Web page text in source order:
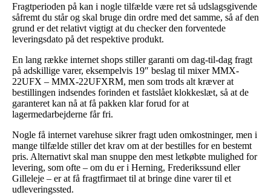
Fragtperioden på kan i nogle tilfælde være ret så udslagsgivende
såfremt du står og skal bruge din ordre med det samme, så af den
grund er det relativt vigtigt at du checker den forventede
leveringsdato på det respektive produkt.
En lang række internet shops stiller garanti om dag-til-dag fragt
på adskillige varer, eksempelvis 19″ beslag til mixer MMX-
22UFX – MMX-22UFXRM, men som trods alt kræver at
bestillingen indsendes forinden et fastslået klokkeslæt, så at de
garanteret kan nå at få pakken klar forud for at
lagermedarbejderne får fri.
Nogle få internet varehuse sikrer fragt uden omkostninger, men i
mange tilfælde stiller det krav om at der bestilles for en bestemt
pris. Alternativt skal man snuppe den mest letkøbte mulighed for
levering, som ofte – om du er i Herning, Frederikssund eller
Gilleleje – er at få fragtfirmaet til at bringe dine varer til et
udleveringssted.